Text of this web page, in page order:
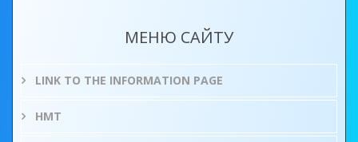
МЕНЮ САЙТУ
LINK TO THE INFORMATION PAGE
НМТ